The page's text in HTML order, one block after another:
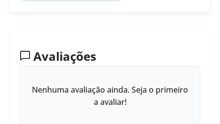
Avaliações
Nenhuma avaliação ainda. Seja o primeiro
a avaliar!